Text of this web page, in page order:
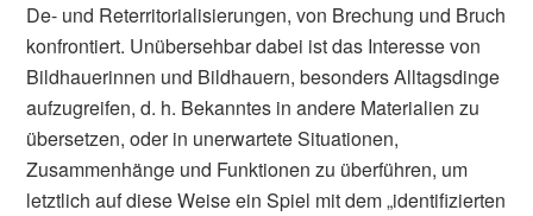
De- und Reterritorialisierungen, von Brechung und Bruch
konfrontiert. Unübersehbar dabei ist das Interesse von
Bildhauerinnen und Bildhauern, besonders Alltagsdinge
aufzugreifen, d. h. Bekanntes in andere Materialien zu
übersetzen, oder in unerwartete Situationen,
Zusammenhänge und Funktionen zu überführen, um
letztlich auf diese Weise ein Spiel mit dem „identifizierten